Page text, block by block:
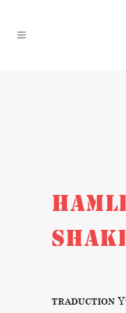
TRADUCTION